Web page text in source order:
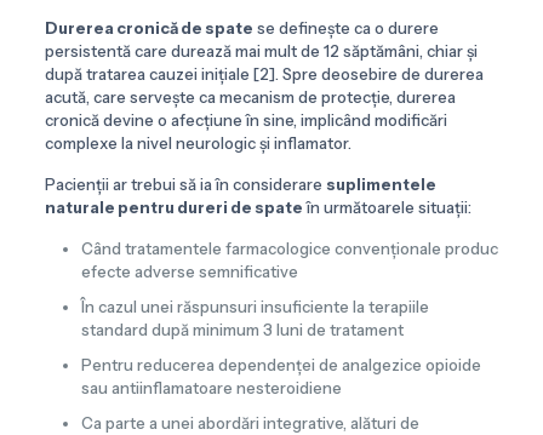
Durerea cronică de spate se definește ca o durere
persistentă care durează mai mult de 12 săptămâni, chiar și
după tratarea cauzei inițiale [2]. Spre deosebire de durerea
acută, care servește ca mecanism de protecție, durerea
cronică devine o afecțiune în sine, implicând modificări
complexe la nivel neurologic și inflamator.
Pacienții ar trebui să ia în considerare suplimentele
naturale pentru dureri de spateîn următoarele situații:
Când tratamentele farmacologice convenționale produc
efecte adverse semnificative
În cazul unei răspunsuri insuficiente la terapiile
standard după minimum 3 luni de tratament
Pentru reducerea dependenței de analgezice opioide
sau antiinflamatoare nesteroidiene
Ca parte a unei abordări integrative, alături de